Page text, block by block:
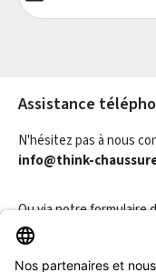
Assistance
N'hésitez pas à nous
info@think-
Ou via notreformulaire
Révoquer un